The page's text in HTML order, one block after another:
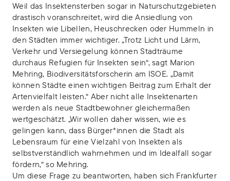
Weil das Insektensterben sogar in Naturschutzgebieten
drastisch voranschreitet, wird die Ansiedlung von
Insekten wie Libellen, Heuschrecken oder Hummeln in
den Städten immer wichtiger. „Trotz Licht und Lärm,
Verkehr und Versiegelung können Stadträume
durchaus Refugien für Insekten sein“, sagt Marion
Mehring, Biodiversitätsforscherin am ISOE. „Damit
können Städte einen wichtigen Beitrag zum Erhalt der
Artenvielfalt leisten.“ Aber nicht alle Insektenarten
werden als neue Stadtbewohner gleichermaßen
wertgeschätzt. „Wir wollen daher wissen, wie es
gelingen kann, dass Bürger*innen die Stadt als
Lebensraum für eine Vielzahl von Insekten als
selbstverständlich wahrnehmen und im Idealfall sogar
fördern,“ so Mehring.
Um diese Frage zu beantworten, haben sich Frankfurter